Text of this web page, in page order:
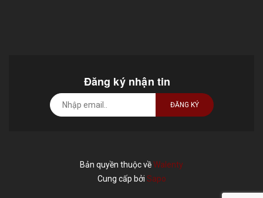
Đăng ký nhận tin
ĐĂNG KÝ
Bản quyền thuộc vềWalenty
Cung cấp bởi Sapo